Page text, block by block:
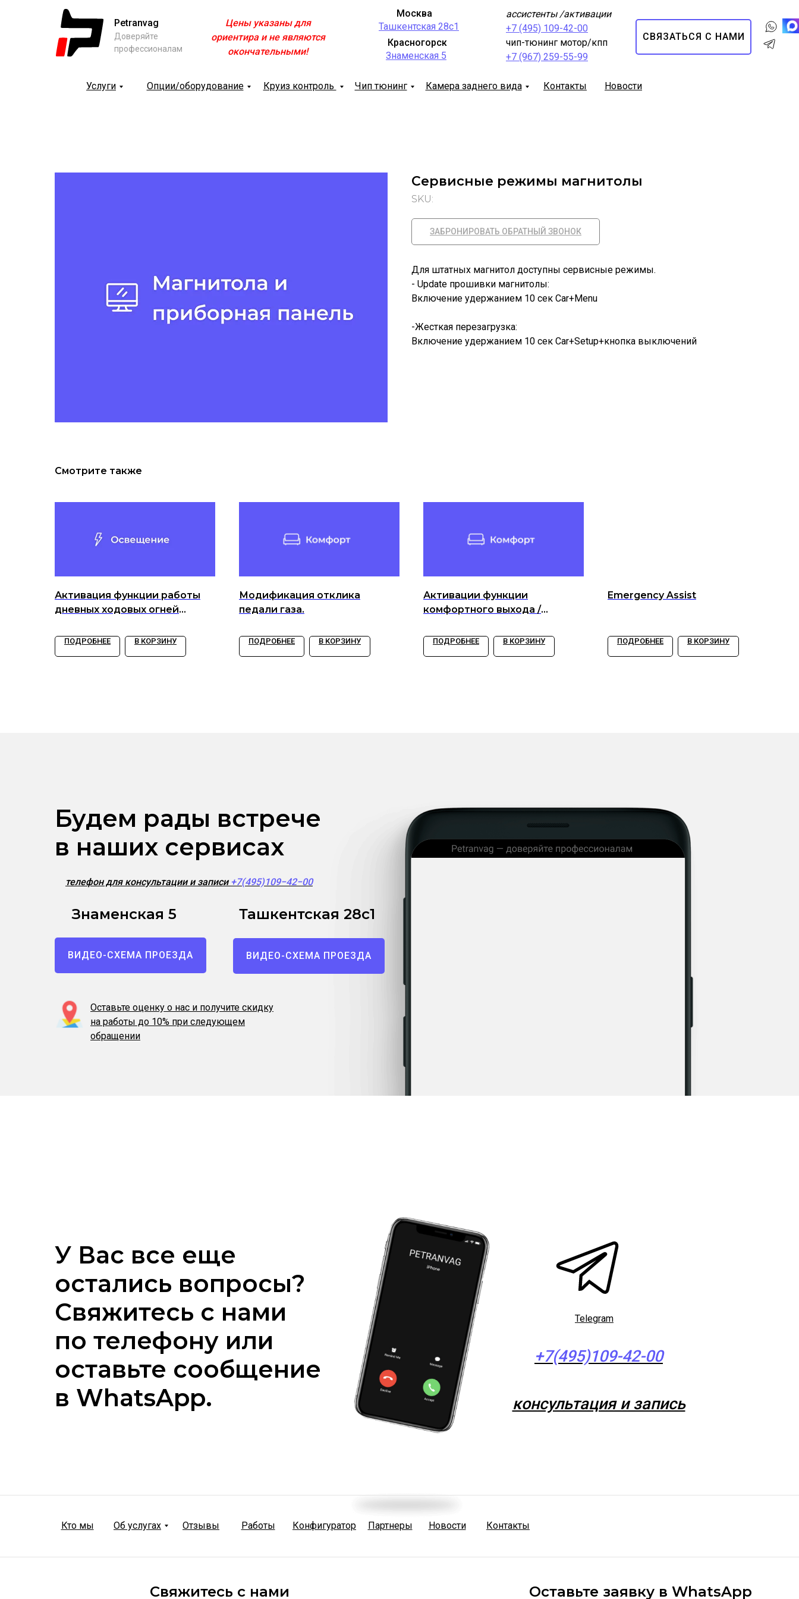
Ташкентская 28с1
Знаменская 5
ассистенты /активации
+7 (495) 109-42-00
чип-тюнинг мотор/кпп
+7 (967) 259-55-99
Москва
Красногорск
Petranvag
Доверяйте
профессионалам
СВЯЗАТЬСЯ С НАМИ
Цены указаны для
ориентира и не являются
окончательными!
Опции/оборудование Круиз контроль Чип тюнинг Камера заднего вида Контакты
Услуги Новости
Сервисные режимы магнитолы
SKU:
ЗАБРОНИРОВАТЬ ОБРАТНЫЙ ЗВОНОК
Для штатных магнитол доступны сервисные режимы.
- Update прошивки магнитолы:
Включение удержанием 10 сек Car+Menu
-Жесткая перезагрузка:
Включение удержанием 10 сек Car+Setup+кнопка выключений
Смотрите также
Активация функции работы
дневных ходовых огней
ПОДРОБНЕЕ В КОРЗИНУ
Модификация отклика
педали газа.
ПОДРОБНЕЕ В КОРЗИНУ
Активации функции
комфортного выхода /
ПОДРОБНЕЕ В КОРЗИНУ
Emergency Assist
ПОДРОБНЕЕ В КОРЗИНУ
Будем рады встрече
в наших сервисах
телефон для консультации и записи +7(495)109−42−00
Знаменская 5
ВИДЕО-СХЕМА ПРОЕЗДА
Ташкентская 28с1
ВИДЕО-СХЕМА ПРОЕЗДА
Оставьте оценку о нас и получите скидку
на работы до 10% при следующем
обращении
У Вас все еще
остались вопросы?
Свяжитесь с нами
по телефону или
оставьте сообщение
в WhatsApp.
Кто мы Конфигуратор
Отзывы
Telegram
Об услугах
+7(495)109-42-00
консультация и запись
Работы Партнеры Новости Контакты
Оставьте заявку в WhatsApp
Свяжитесь с нами